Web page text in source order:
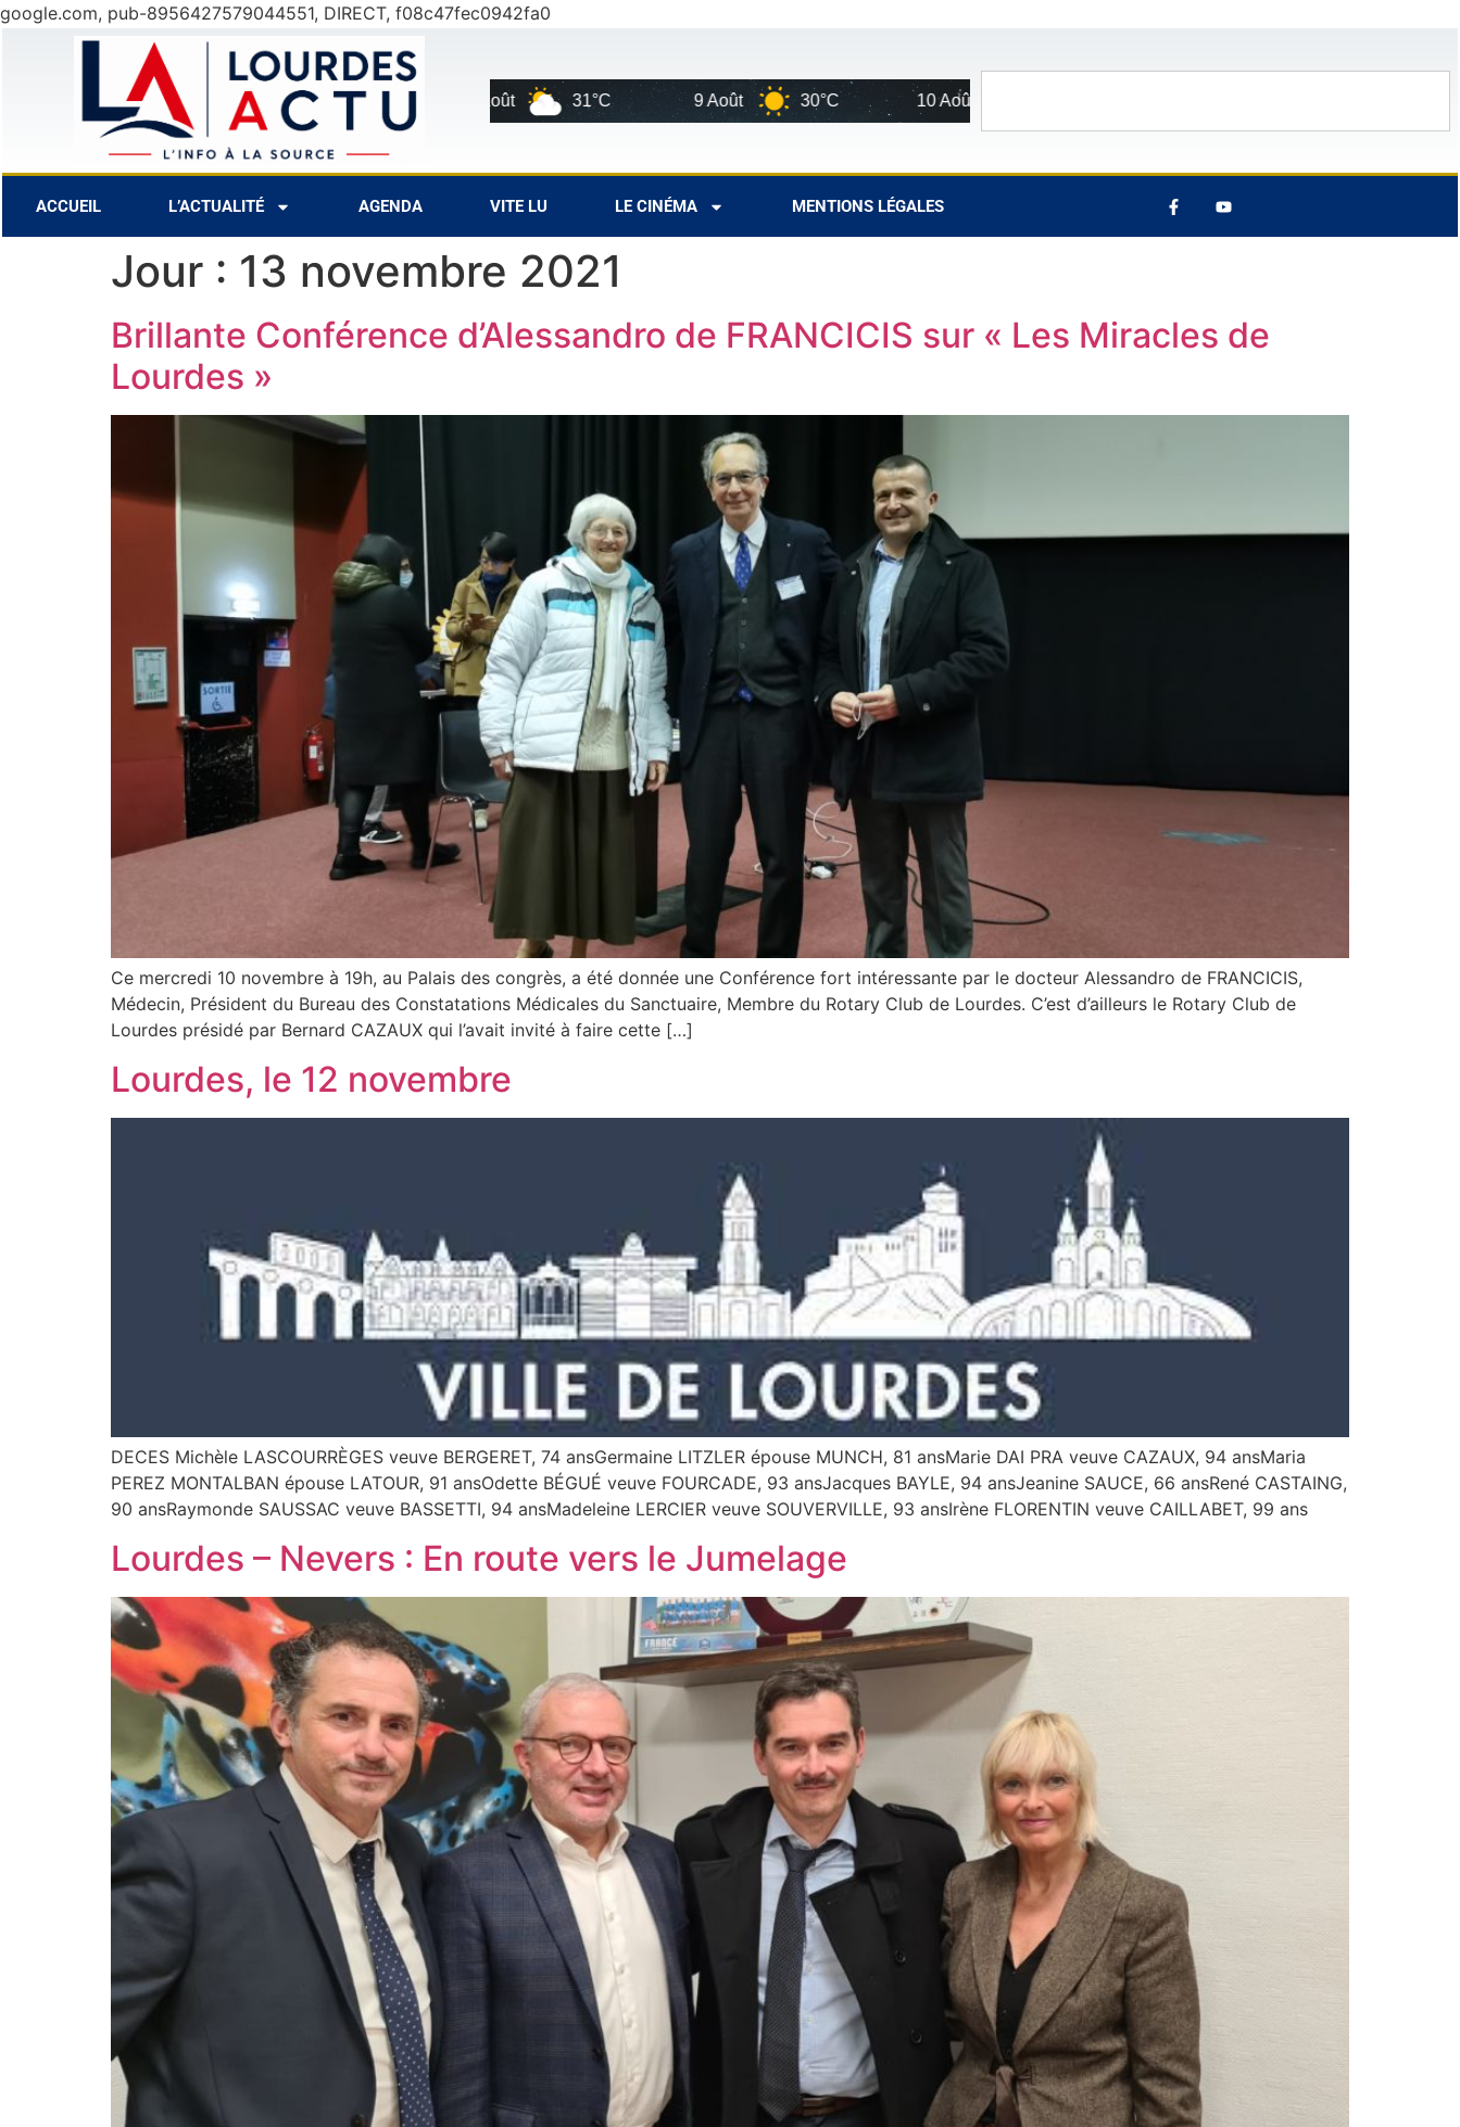
google.com, pub-8956427579044551, DIRECT, f08c47fec0942fa0
7 Août 27°C 8 Août 9 Août 30°C 10 Août 28°C
ACCUEIL L’ACTUALITÉ AGENDA VITE LU LE CINÉMA MENTIONS LÉGALES
Jour : 13 novembre 2021
Brillante Conférence d’Alessandro de FRANCICIS sur « Les Miracles de
Lourdes »
Ce mercredi 10 novembre à 19h, au Palais des congrès, a été donnée une Conférence fort intéressante par le docteur Alessandro de FRANCICIS,
Médecin, Président du Bureau des Constatations Médicales du Sanctuaire, Membre du Rotary Club de Lourdes. C’est d’ailleurs le Rotary Club de
Lourdes présidé par Bernard CAZAUX qui l’avait invité à faire cette […]
Lourdes, le 12 novembre
DECES Michèle LASCOURRÈGES veuve BERGERET, 74 ansGermaine LITZLER épouse MUNCH, 81 ansMarie DAI PRA veuve CAZAUX, 94 ansMaria
PEREZ MONTALBAN épouse LATOUR, 91 ansOdette BÉGUÉ veuve FOURCADE, 93 ansJacques BAYLE, 94 ansJeanine SAUCE, 66 ansRené CASTAING,
90 ansRaymonde SAUSSAC veuve BASSETTI, 94 ansMadeleine LERCIER veuve SOUVERVILLE, 93 ansIrène FLORENTIN veuve CAILLABET, 99 ans
Lourdes – Nevers : En route vers le Jumelage